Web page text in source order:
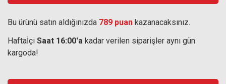
Bu ürünü satın aldığınızda 789 puan kazanacaksınız.
Haftaİçi Saat 16:00'a kadar verilen siparişler aynı gün
kargoda!